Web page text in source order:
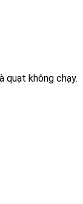
quạt không chạy.